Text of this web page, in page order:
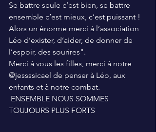
Se battre seule c’est bien, se battre
ensemble c’est mieux, c’est puissant !
Alors un énorme merci à l’association
Léo d’exister, d’aider, de donner de
l’espoir, des sourires".
Merci à vous les filles, merci à notre
@jessssicael de penser à Léo, aux
enfants et à notre combat.
ENSEMBLE NOUS SOMMES
TOUJOURS PLUS FORTS